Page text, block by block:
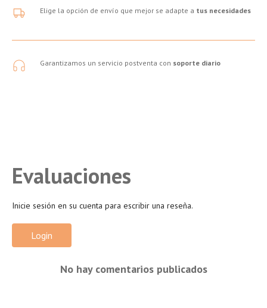
Elige la opción de envío que mejor se adapte a tus necesidades
Garantizamos un servicio postventa con soporte diario
Evaluaciones
Inicie sesión en su cuenta para escribir una reseña.
Login
No hay comentarios publicados